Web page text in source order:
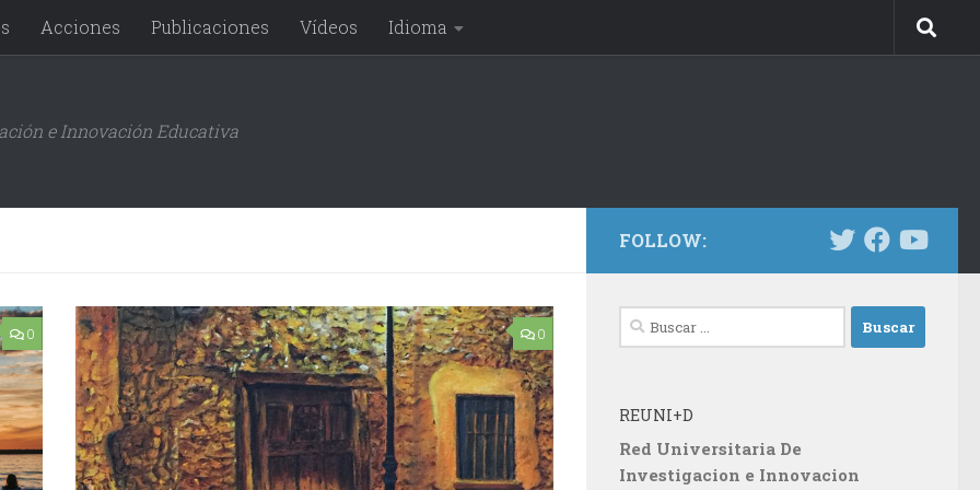
Acciones Publicaciones Vídeos Idioma
e Innovación Educativa
0 0
FOLLOW:
Buscar:
REUNI+D
Red Universitaria De
Investigacion e Innovacion